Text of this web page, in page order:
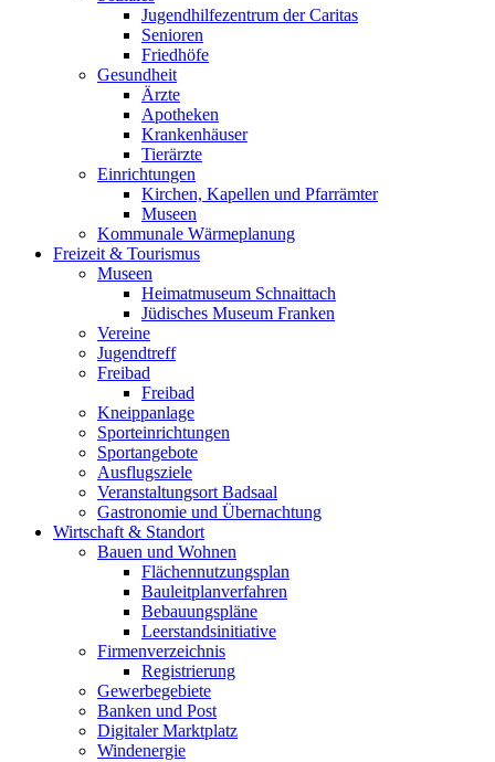
Jugendhilfezentrum der Caritas
Senioren
Friedhöfe
Gesundheit
Ärzte
Apotheken
Krankenhäuser
Tierärzte
Einrichtungen
Kirchen, Kapellen und Pfarrämter
Museen
Kommunale Wärmeplanung
Freizeit & Tourismus
Museen
Heimatmuseum Schnaittach
Jüdisches Museum Franken
Vereine
Jugendtreff
Freibad
Freibad
Kneippanlage
Sporteinrichtungen
Sportangebote
Ausflugsziele
Veranstaltungsort Badsaal
Gastronomie und Übernachtung
Wirtschaft & Standort
Bauen und Wohnen
Flächennutzungsplan
Bauleitplanverfahren
Bebauungspläne
Leerstandsinitiative
Firmenverzeichnis
Registrierung
Gewerbegebiete
Banken und Post
Digitaler Marktplatz
Windenergie